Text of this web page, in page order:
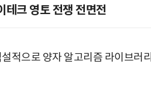
테크 영토 전쟁 전면전
적으로 양자 알고리즘 라이브러